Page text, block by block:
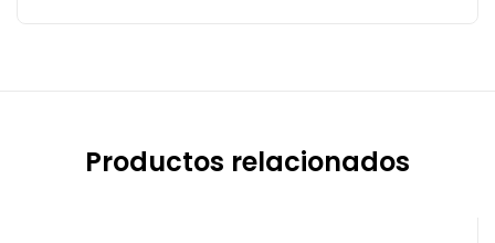
Productos relacionados